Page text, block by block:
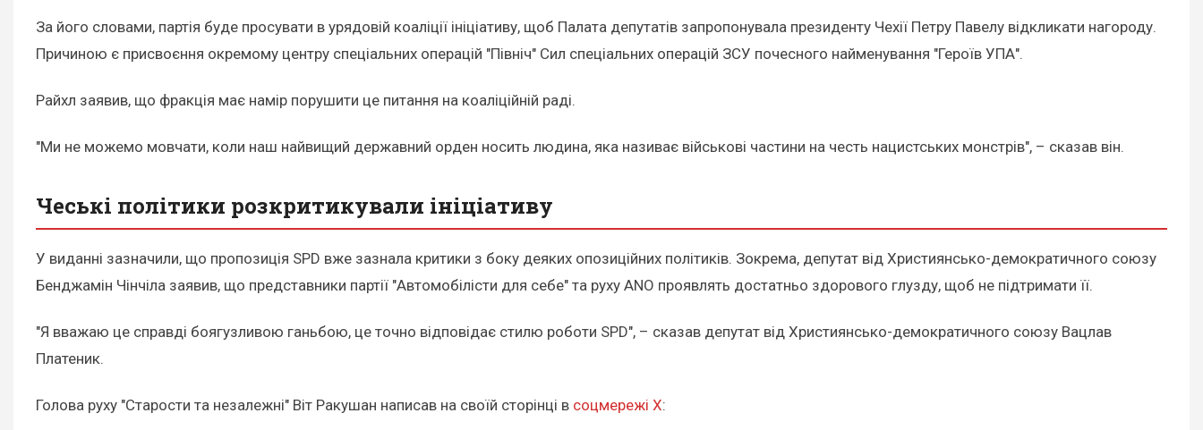
За його словами, партія буде просувати в урядовій коаліції ініціативу, щоб Палата депутатів запропонувала президенту Чехії Петру Павелу відкликати нагороду.
Причиною є присвоєння окремому центру спеціальних операцій "Північ" Сил спеціальних операцій ЗСУ почесного найменування "Героїв УПА".
Райхл заявив, що фракція має намір порушити це питання на коаліційній раді.
"Ми не можемо мовчати, коли наш найвищий державний орден носить людина, яка називає військові частини на честь нацистських монстрів", – сказав він.
Чеські політики розкритикували ініціативу
У виданні зазначили, що пропозиція SPD вже зазнала критики з боку деяких опозиційних політиків. Зокрема, депутат від Християнсько-демократичного союзу
Бенджамін Чінчіла заявив, що представники партії "Автомобілісти для себе" та руху ANO проявлять достатньо здорового глузду, щоб не підтримати її.
"Я вважаю це справді боягузливою ганьбою, це точно відповідає стилю роботи SPD", – сказав депутат від Християнсько-демократичного союзу Вацлав
Платеник.
Голова руху "Старости та незалежні" Віт Ракушан написав на своїй сторінці в соцмережі X: